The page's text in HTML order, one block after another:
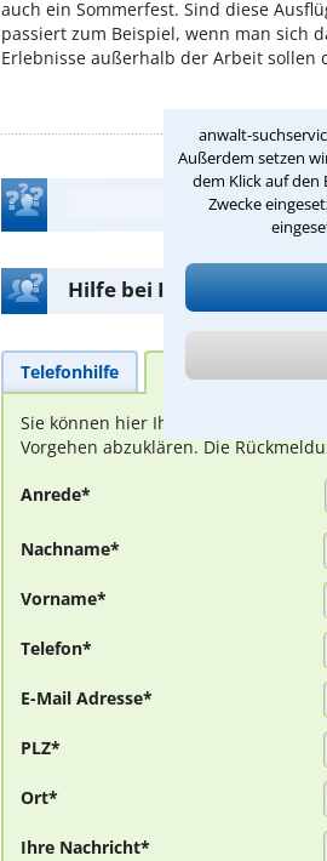
anwalt-
Außerdem setzen
dem Klick auf den
Zwecke
auch ein Sommerfest. Sind diese
passiert zum Beispiel, wenn man sich
Erlebnisse außerhalb der Arbeit sollen
Hilfe bei Ihrer
Telefonhilfe Beratungsanfrage
Sie können hier Ihren Fall schildern.
Vorgehen abzuklären. Die
Anrede*
Nachname*
Vorname*
Telefon*
E-Mail Adresse*
PLZ*
Ort*
Ihre Nachricht*